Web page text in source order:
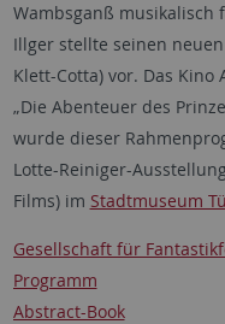
Wambsganß musikalisch
Illger stellte seinen
Klett-Cotta) vor. Das Kino
„Die Abenteuer des
wurde dieser
Lotte-Reiniger-
Films) im Stadtmuseum
Gesellschaft für
Programm
Abstract-Book